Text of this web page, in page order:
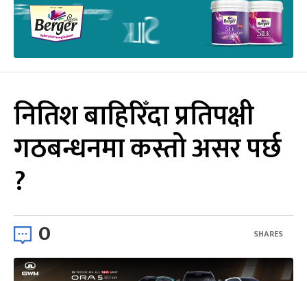
नितिश बाहिरिँदा प्रतिपक्षी
गठबन्धनमा कस्तो असर पर्छ
?
0 SHARES